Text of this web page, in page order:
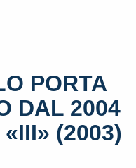
PORTA
DAL 2004
(2003)